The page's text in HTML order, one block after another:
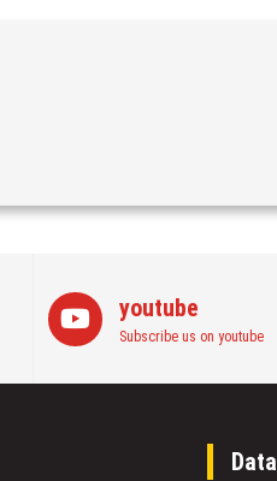
youtube
Subscribe us on youtube